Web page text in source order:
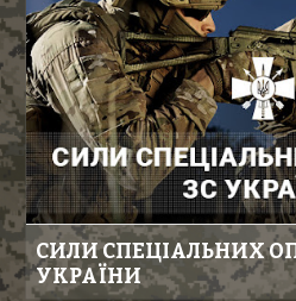
СИЛИ СПЕЦІАЛЬНИХ
УКРАЇНИ